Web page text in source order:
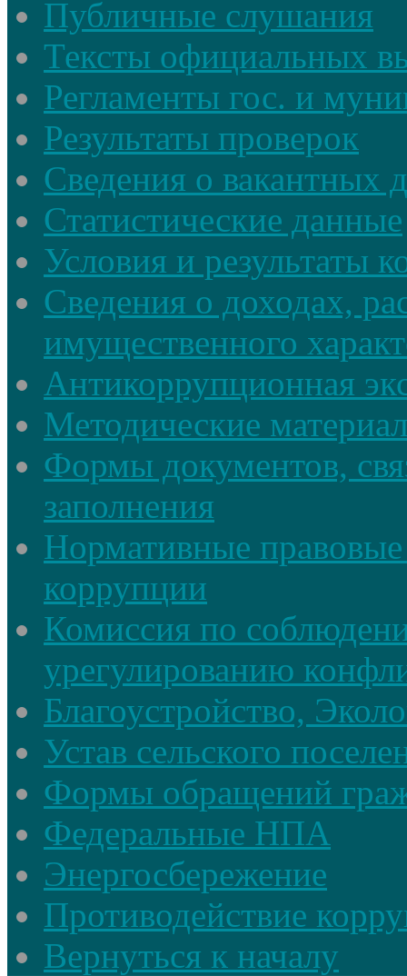
Публичные слушания
Тексты официальных
Регламенты гос. и
Результаты проверок
Сведения о вакантных
Статистические данные
Условия и результаты
Сведения о доходах,
имущественного
Антикоррупционная
Методические
Формы документов,
заполнения
Нормативные
коррупции
Комиссия по
урегулированию
Благоустройство,
Устав сельского
Формы обращений
Федеральные НПА
Энергосбережение
Противодействие
Вернуться к началу